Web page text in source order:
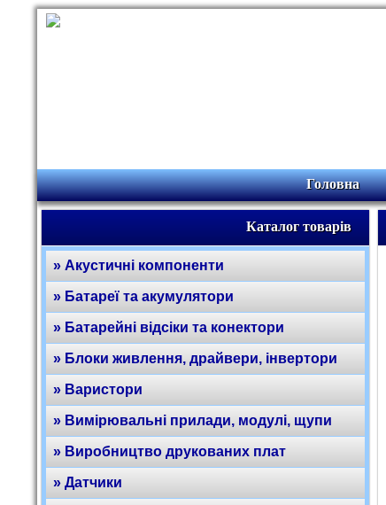
Головна
Каталог товарів
» Акустичні компоненти
» Батареї та акумулятори
» Батарейні відсіки та конектори
» Блоки живлення, драйвери, інвертори
» Варистори
» Вимірювальні прилади, модулі, щупи
» Виробництво друкованих плат
» Датчики